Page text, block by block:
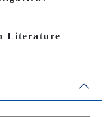
Literature